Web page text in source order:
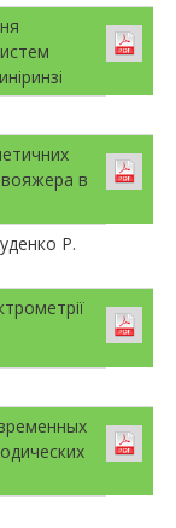
в
Р.